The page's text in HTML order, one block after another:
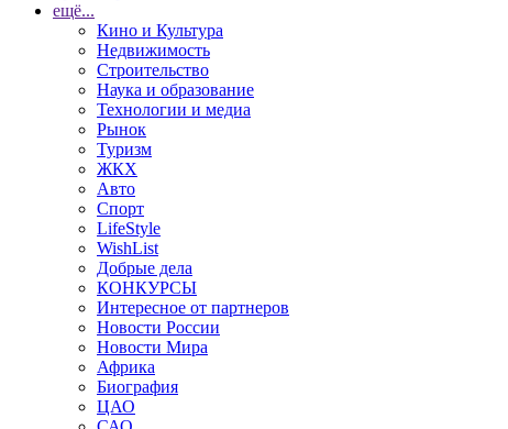
ещё...
Кино и Культура
Недвижимость
Строительство
Наука и образование
Технологии и медиа
Рынок
Туризм
ЖКХ
Авто
Спорт
LifeStyle
WishList
Добрые дела
КОНКУРСЫ
Интересное от партнеров
Новости России
Новости Мира
Африка
Биография
ЦАО